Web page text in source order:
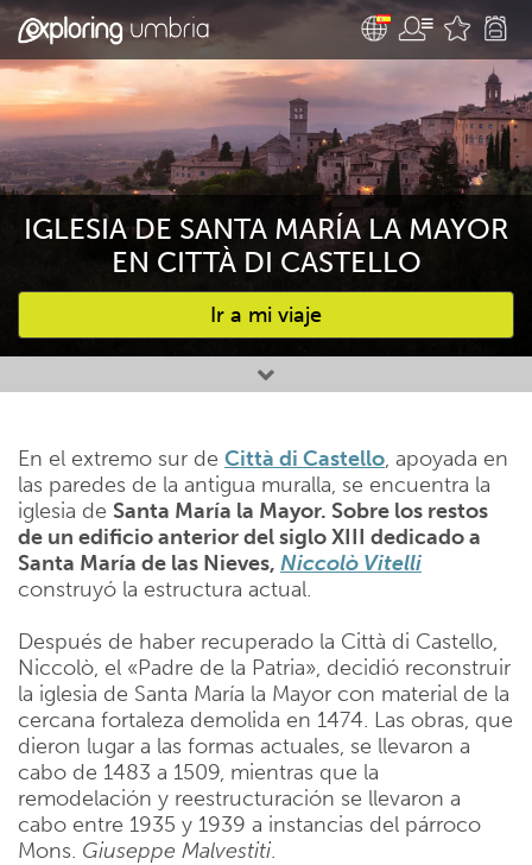
IGLESIA DE SANTA MARÍA LA MAYOR
EN CITTÀ DI CASTELLO
Ir a mi viaje
Favourites
En el extremo sur de Città di Castello, apoyada en
las paredes de la antigua muralla, se encuentra la
iglesia de Santa María la Mayor. Sobre los restos
de un edificio anterior del siglo XIII dedicado a
Santa María de las Nieves, Niccolò Vitelli
construyó la estructura actual.
Después de haber recuperado la Città di Castello,
Niccolò, el «Padre de la Patria», decidió reconstruir
la iglesia de Santa María la Mayor con material de la
cercana fortaleza demolida en 1474. Las obras, que
dieron lugar a las formas actuales, se llevaron a
cabo de 1483 a 1509, mientras que la
remodelación y reestructuración se llevaron a
cabo entre 1935 y 1939 a instancias del párroco
Mons. Giuseppe Malvestiti.